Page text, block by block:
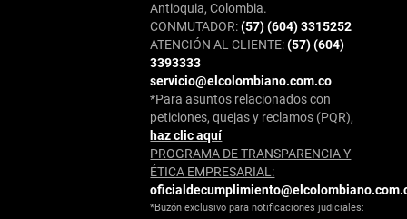
Antioquia, Colombia.
CONMUTADOR:(57) (604) 3315252
ATENCIÓN AL CLIENTE:(57) (604)
3393333
servicio@elcolombiano.com.co
*Para asuntos relacionados con
peticiones, quejas y reclamos (PQR),
haz clic aquí
PROGRAMA DE TRANSPARENCIA Y
ÉTICA EMPRESARIAL:
*Buzón exclusivo para notificaciones judiciales: